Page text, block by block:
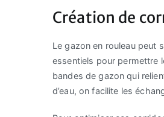
Création de
Le gazon en rouleau peut
essentiels pour permettre
bandes de gazon qui
d’eau, on facilite les